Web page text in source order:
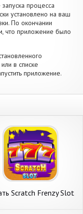
процесса
установлено на ваш
По окончании
что приложение было
в списке
приложение.
Scratch Frenzy Slot